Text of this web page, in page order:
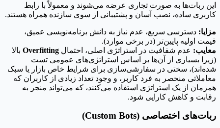
این ربات‌ها به صورت تجاری عرضه می‌شوند و معمولاً با رابط
کاربری ساده، نصب آسان و پشتیبانی از سوی سازنده همراه هستند.
مزایا: دسترسی سریع، عدم نیاز به دانش برنامه‌نویسی عمیق،
قیمت اولیه پایین‌تر (در برخی موارد).
معایب: عدم شفافیت در استراتژی اصلی، احتمال Overfitting بالا
(زیرا بسیاری از آن‌ها بر اساس استراتژی‌های عمومی تست
شده‌اند)، سختی در سفارشی‌سازی برای شرایط خاص بازار یا سبک
معاملاتی منحصر به فرد کاربر، و وجود تعداد زیادی از کاربران که
همزمان از یک استراتژی استفاده می‌کنند، که می‌تواند منجر به
رقابت و کاهش کارایی شود.
ربات‌های اختصاصی (Custom Bots)